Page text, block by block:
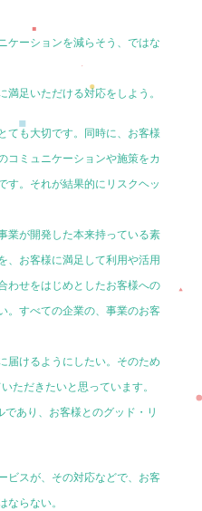
ケーションを減らそう、ではな
足いただける対応をしよう。
ても大切です。同時に、お客様
コミュニケーションや施策をカ
す。それが結果的にリスクヘッ
業が開発した本来持っている素
、お客様に満足して利用や活用
わせをはじめとしたお客様への
。すべての企業の、事業のお客
届けるようにしたい。そのため
ただきたいと思っています。
あり、お客様とのグッド・リ
ビスが、その対応などで、お客
ならない。